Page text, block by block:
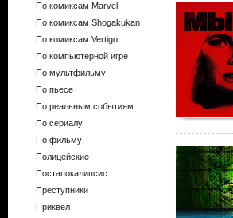
По комиксам Marvel
По комиксам Shogakukan
По комиксам Vertigo
По компьютерной игре
По мультфильму
По пьесе
По реальным событиям
По сериалу
По фильму
Полицейские
Постапокалипсис
Преступники
Приквел